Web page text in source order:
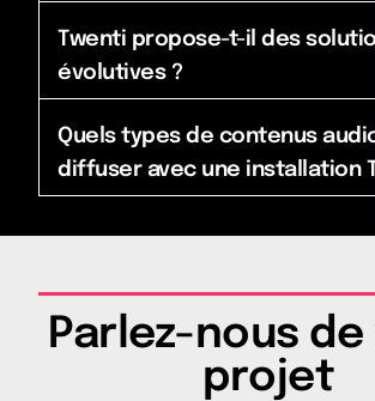
Twenti propose-t-il des
évolutives ?
Quels types de contenus
diffuser avec une installation
Parlez-nous
projet